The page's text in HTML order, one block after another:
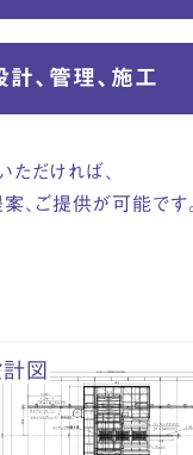
計、管理、施工
だければ、
、ご提供が可能です